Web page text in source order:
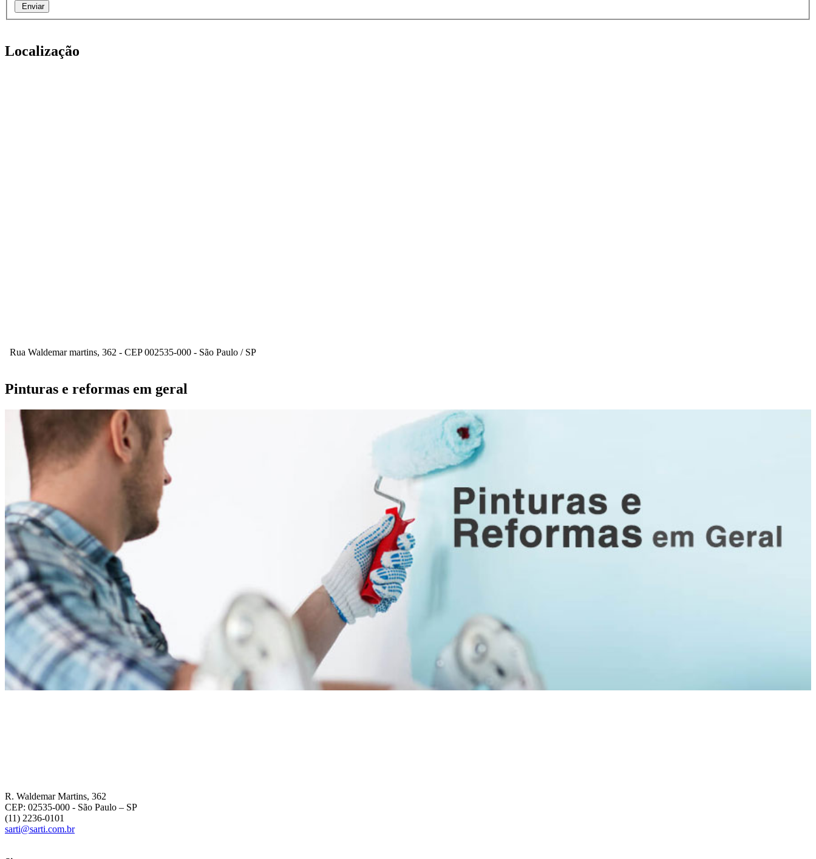
Enviar
Localização
Rua Waldemar martins, 362 - CEP 002535-000 - São Paulo / SP
Pinturas e reformas em geral
R. Waldemar Martins, 362
CEP: 02535-000 - São Paulo – SP
(11) 2236-0101
sarti@sarti.com.br